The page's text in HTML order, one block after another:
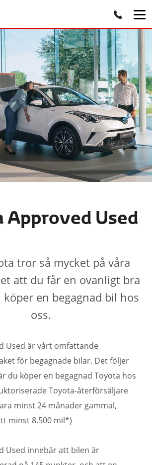
Approved Used
tror så mycket på våra
att du får en ovanligt bra
en begagnad bil hos
oss.
Used är vårt omfattande
för begagnade bilar. Det följer
du köper en begagnad Toyota hos
Toyota-återförsäljare
minst 24 månader gammal,
minst 8.500 mil*)
Used innebär att bilen är